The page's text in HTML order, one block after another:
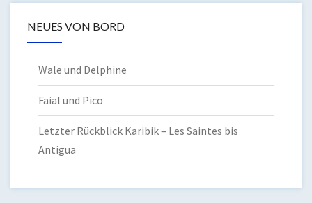
NEUES VON BORD
Wale und Delphine
Faial und Pico
Letzter Rückblick Karibik – Les Saintes bis
Antigua